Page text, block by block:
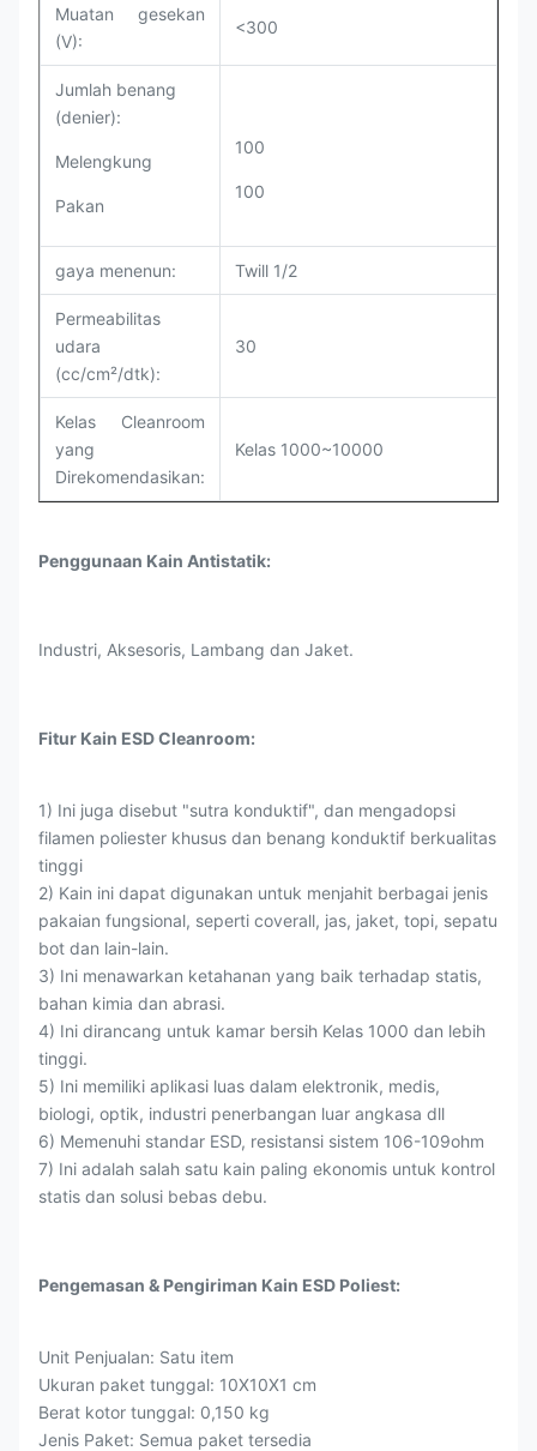
Muatan gesekan
(V):
<300
Jumlah benang
(denier):
Melengkung
Pakan
100
100
gaya menenun: Twill 1/2
Permeabilitas
udara
(cc/cm²/dtk):
30
Kelas Cleanroom
yang
Direkomendasikan:
Kelas 1000~10000
Penggunaan Kain Antistatik:
Industri, Aksesoris, Lambang dan Jaket.
Fitur Kain ESD Cleanroom:
1) Ini juga disebut "sutra konduktif", dan mengadopsi
filamen poliester khusus dan benang konduktif berkualitas
tinggi
2) Kain ini dapat digunakan untuk menjahit berbagai jenis
pakaian fungsional, seperti coverall, jas, jaket, topi, sepatu
bot dan lain-lain.
3) Ini menawarkan ketahanan yang baik terhadap statis,
bahan kimia dan abrasi.
4) Ini dirancang untuk kamar bersih Kelas 1000 dan lebih
tinggi.
5) Ini memiliki aplikasi luas dalam elektronik, medis,
biologi, optik, industri penerbangan luar angkasa dll
6) Memenuhi standar ESD, resistansi sistem 106-109ohm
7) Ini adalah salah satu kain paling ekonomis untuk kontrol
statis dan solusi bebas debu.
Pengemasan & Pengiriman Kain ESD Poliest:
Unit Penjualan: Satu item
Ukuran paket tunggal: 10X10X1 cm
Berat kotor tunggal: 0,150 kg
Jenis Paket: Semua paket tersedia